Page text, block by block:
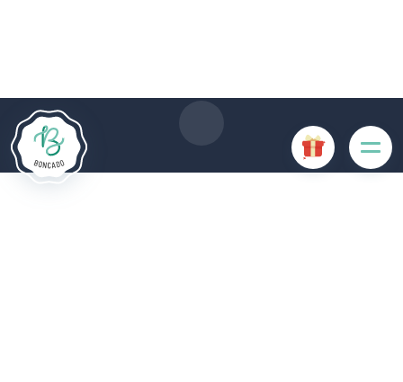
fonctionnalités du site. D'autres cookies sont utilisés à des
fins d'analyse ou de marketing.
Accepter les cookies
Gérer les cookies